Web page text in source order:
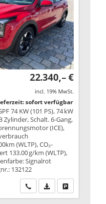
22.340,– €
incl. 19% MwSt.
sofort verfügbar
74 KW (101 PS), 74 kW
Zylinder, Schalt. 6-Gang,
(ICE),
(WLTP), CO₂-
133.00 g/km (WLTP),
Signalrot
132122
Wir rufen Sie an
PDF-Datei,Drucken,